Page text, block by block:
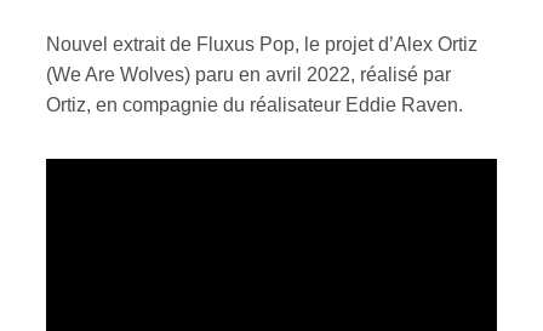
Nouvel extrait de Fluxus Pop, le projet d’Alex Ortiz
(We Are Wolves) paru en avril 2022, réalisé par
Ortiz, en compagnie du réalisateur Eddie Raven.